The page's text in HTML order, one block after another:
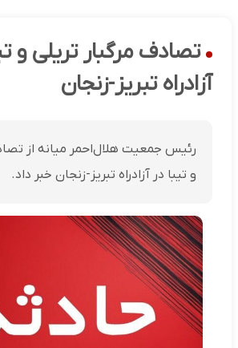
تصادف مرگبار تریلی و
آزادراه تبریز-زنجان
رئیس جمعیت هلال‌احمر میانه از
و تیبا در آزادراه تبریز-زنجان خبر داد.